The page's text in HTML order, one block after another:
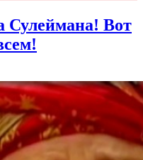
Сулеймана! Вот